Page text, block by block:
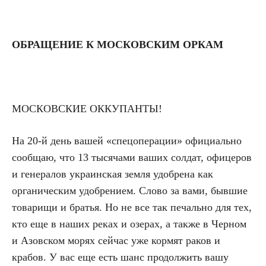
ОБРАЩЕНИЕ К МОСКОВСКИМ ОРКАМ
МОСКОВСКИЕ ОККУПАНТЫ!
На 20-й день вашей «спецоперации» официально
сообщаю, что 13 тысячами ваших солдат, офицеров
и генералов украинская земля удобрена как
органическим удобрением. Слово за вами, бывшие
товарищи и братья. Но не все так печально для тех,
кто еще в наших реках и озерах, а также в Черном
и Азовском морях сейчас уже кормят раков и
крабов. У вас еще есть шанс продолжить вашу